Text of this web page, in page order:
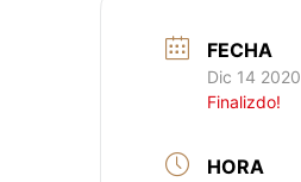
FECHA
Dic 14 2020
Finalizdo!
HORA